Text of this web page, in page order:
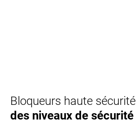
Bloqueurs haute
des niveaux de sécurité